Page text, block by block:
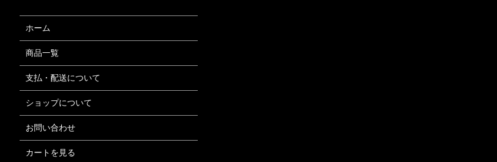
ホーム
商品一覧
支払・配送について
ショップについて
お問い合わせ
カートを見る